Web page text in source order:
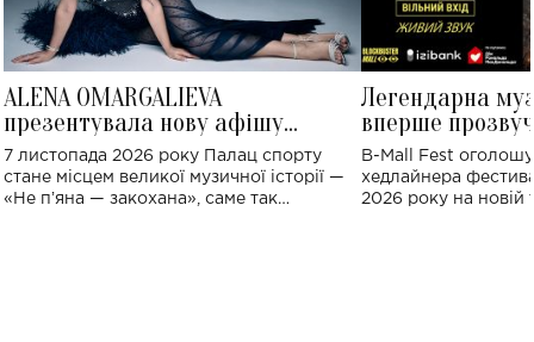
ALENA OMARGALIEVA
презентувала нову афішу
великого концерту в Палаці
спорту
7 листопада 2026 року Палац спорту
стане місцем великої музичної історії —
«Не пʼяна — закохана», саме так
Легендарна
вперше
Україні: де
B-Mall Fest
хедлайнера
2026 року на новій